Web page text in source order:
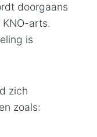
doorgaans
arts.
is
zich
zoals: